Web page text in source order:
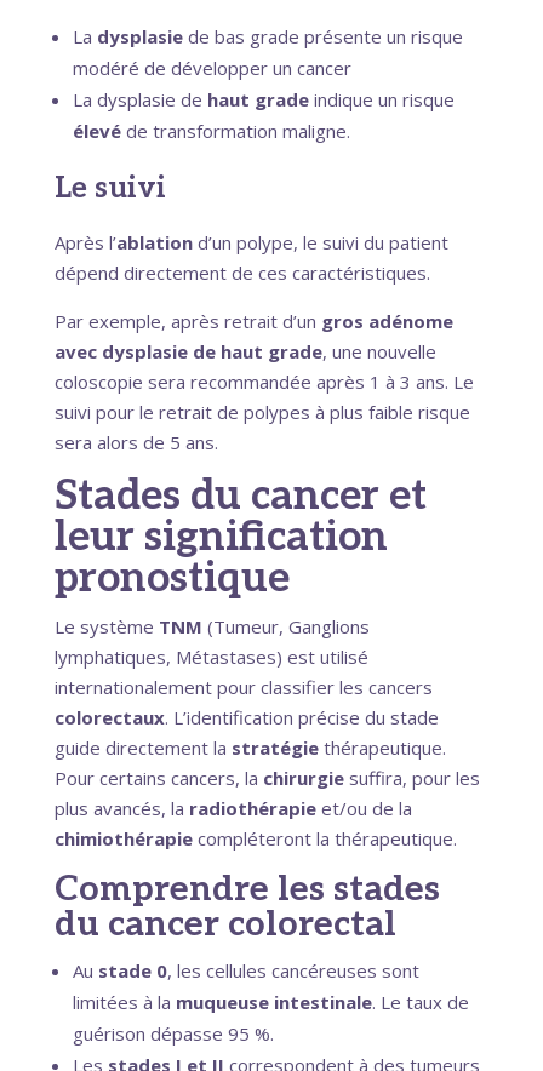
La dysplasie de bas grade présente un risque
modéré de développer un cancer
La dysplasie de haut gradeindique un risque
élevéde transformation maligne.
Le suivi
Après l’ablationd’un polype, le suivi du patient
dépend directement de ces caractéristiques.
Par exemple, après retrait d’un gros adénome
avec dysplasie de haut grade, une nouvelle
coloscopie sera recommandée après 1 à 3 ans. Le
suivi pour le retrait de polypes à plus faible risque
sera alors de 5 ans.
Stades du cancer et
leur signification
pronostique
Le système TNM (Tumeur, Ganglions
lymphatiques, Métastases) est utilisé
internationalement pour classifier les cancers
colorectaux. L’identification précise du stade
guide directement la stratégiethérapeutique.
Pour certains cancers, la chirurgie suffira, pour les
plus avancés, la radiothérapie et/ou de la
chimiothérapiecompléteront la thérapeutique.
Comprendre les stades
du cancer colorectal
Au stade 0, les cellules cancéreuses sont
limitées à la muqueuse intestinale. Le taux de
guérison dépasse 95 %.
Les stades I et II correspondent à des tumeurs